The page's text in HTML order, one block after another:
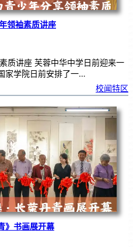
领袖素质讲座
质讲座 芙蓉中华中学日前迎来一
家学院日前安排了一…
校闻特区
》书画展开幕